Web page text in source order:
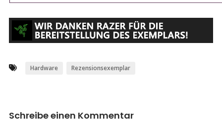
Hardware Rezensionsexemplar
Schreibe einen Kommentar